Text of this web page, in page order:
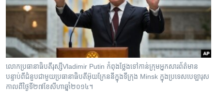
ទំព័រ​
រំលង​
និង​
ទៅ​
កាន់​
កម្មវិធីទាំងអស់
Khmer English
បណ្តាញ​សង្គម
​​លោក​​​ប្រធានាធិបតី​​​រុស្សីVladimir Putin កំពុង​​​ថ្លែង​​​ទៅ​​​កាន់​​​ក្រុម​​​អ្នក​​​សារព័ត៌មាន​​​​​​
បន្ទាប់​​​ពី​​​ជំនួប​​​ជា​​​មួយ​​​ប្រធានាធិបតី​​​អ៊ុយក្រែន​​​នី​​​ក្នុង​​​ទីក្រុង​​​​​​ Minsk ​​​ក្នុង​​​ប្រទេស​​​បេឡារុស​​​
កាល​​​ពី​​​ថ្ងៃ​​​ទី​​​២៧​​​ខែ​​​សីហា​​​ឆ្នាំ​​​២០១៤។